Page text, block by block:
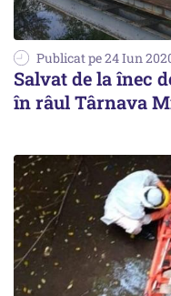
Publicat pe 24 Iun
Salvat de la înec
în râul Târnava